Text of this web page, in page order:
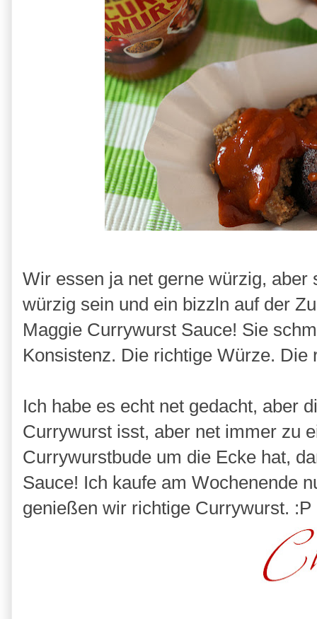
Wir essen ja net gerne würzig,
würzig sein und ein bizzln auf der
Maggie Currywurst Sauce! Sie
Konsistenz. Die richtige Würze.
Ich habe es echt net gedacht, aber
Currywurst isst, aber net immer zu
Currywurstbude um die Ecke hat,
Sauce! Ich kaufe am Wochenende
genießen wir richtige Currywurst. :P